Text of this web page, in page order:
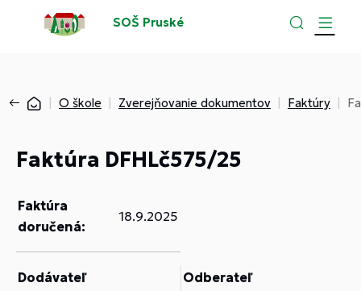
SOŠ Pruské
O škole Zverejňovanie dokumentov Faktúry
Faktúra DFHLč575/25
Faktúra
doručená:
18.9.2025
Dodávateľ
Odberateľ